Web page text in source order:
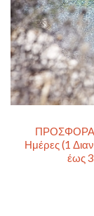
ΠΡΟΣΦΟΡΑ
Ημέρες (1
έως